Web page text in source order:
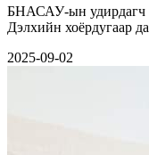
БНАСАУ-ын удирдагч
Дэлхийн хоёрдугаар
2025-09-02